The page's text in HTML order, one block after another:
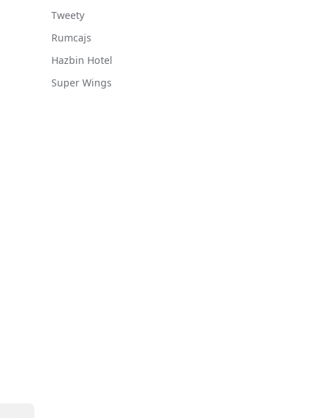
Tweety
Rumcajs
Hazbin Hotel
Super Wings